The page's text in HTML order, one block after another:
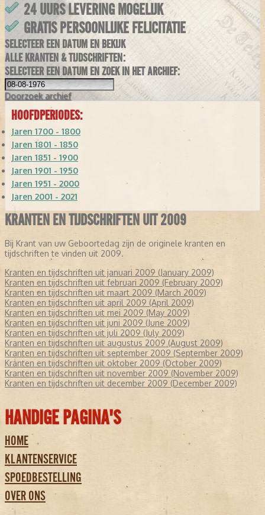
24 UURS LEVERING MOGELIJK
GRATIS PERSOONLIJKE FELICITATIE
SELECTEER EEN DATUM EN BEKIJK
ALLE KRANTEN & TIJDSCHRIFTEN:
SELECTEER EEN DATUM EN ZOEK IN HET ARCHIEF:
Doorzoek archief
HOOFDPERIODES:
Jaren 1700 - 1800
Jaren 1801 - 1850
Jaren 1851 - 1900
Jaren 1901 - 1950
Jaren 1951 - 2000
Jaren 2001 - 2021
KRANTEN EN TIJDSCHRIFTEN UIT 2009
Bij Krant van uw Geboortedag zijn de originele kranten en
tijdschriften te vinden uit 2009.
Kranten en tijdschriften uit januari 2009 (January 2009)
Kranten en tijdschriften uit februari 2009 (February 2009)
Kranten en tijdschriften uit maart 2009 (March 2009)
Kranten en tijdschriften uit april 2009 (April 2009)
Kranten en tijdschriften uit mei 2009 (May 2009)
Kranten en tijdschriften uit juni 2009 (June 2009)
Kranten en tijdschriften uit juli 2009 (July 2009)
Kranten en tijdschriften uit augustus 2009 (August 2009)
Kranten en tijdschriften uit september 2009 (September 2009)
Kranten en tijdschriften uit oktober 2009 (October 2009)
Kranten en tijdschriften uit november 2009 (November 2009)
Kranten en tijdschriften uit december 2009 (December 2009)
HANDIGE PAGINA'S
HOME
KLANTENSERVICE
SPOEDBESTELLING
OVER ONS